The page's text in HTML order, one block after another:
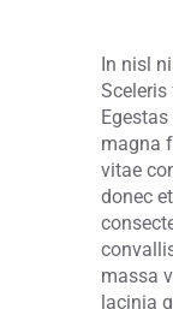
In nisl
magna
vitae
donec
massa
lacinia